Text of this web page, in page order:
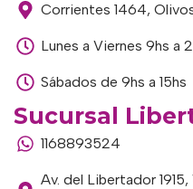
Corrientes 1464,
Lunes a Viernes 9hs a
Sábados de 9hs a 15hs
Sucursal
1168893524
Av. del Libertador